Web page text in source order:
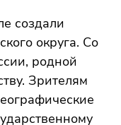
создали
округа. Со
родной
Зрителям